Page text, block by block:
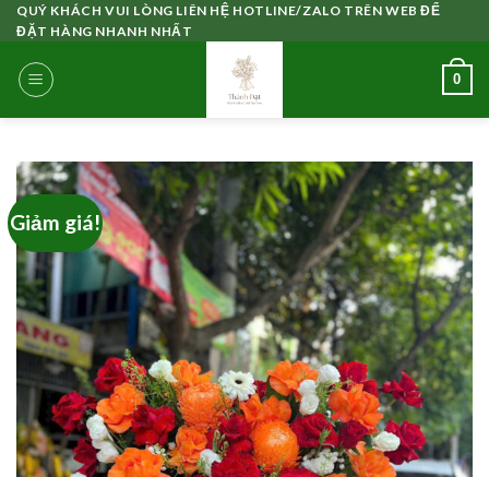
Skip
to
content
QUÝ KHÁCH VUI LÒNG LIÊN HỆ HOTLINE/ZALO TRÊN WEB ĐỂ
ĐẶT HÀNG NHANH NHẤT
0
Giảm giá!